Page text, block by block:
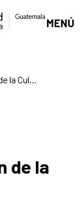
MENÚ
de la